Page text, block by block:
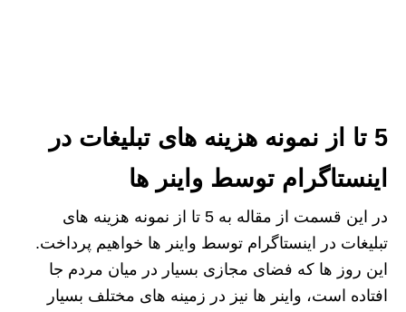
5 تا از نمونه هزینه های تبلیغات در
اینستاگرام توسط واینر ها
در این قسمت از مقاله به 5 تا از نمونه هزینه های
تبلیغات در اینستاگرام توسط واینر ها خواهیم پرداخت.
این روز ها که فضای مجازی بسیار در میان مردم جا
افتاده است، واینر ها نیز در زمینه های مختلف بسیار